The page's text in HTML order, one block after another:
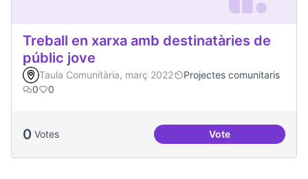
Treball en xarxa amb destinatàries de
públic jove
Taula Comunitària, març 2022
Projectes comunitaris
0
0
0 Votes VoteTreball en xarxa